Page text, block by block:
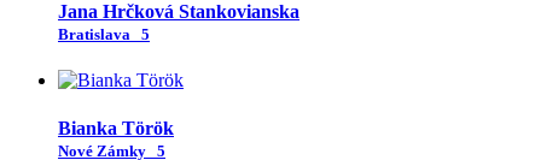
Jana Hrčková Stankovianska
Bratislava 5
Bianka Török
Nové Zámky 5